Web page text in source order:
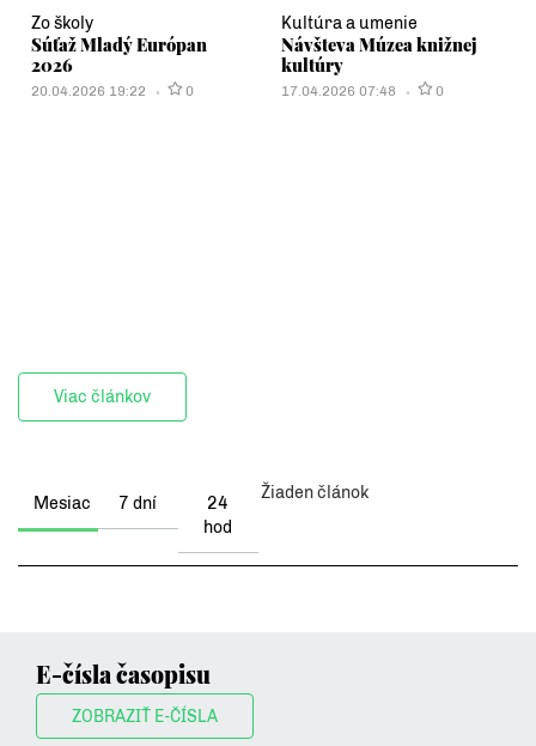
Zo školy
Súťaž Mladý Európan
2026
20.04.2026 19:22 0
Kultúra a umenie
Návšteva Múzea knižnej
kultúry
17.04.2026 07:48 0
Viac článkov
Mesiac 7 dní
24
hod
Žiaden článok
E-čísla časopisu
ZOBRAZIŤ E-ČÍSLA